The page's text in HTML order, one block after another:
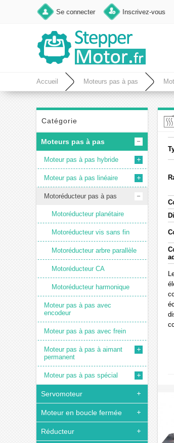
Se connecter Inscrivez-vous
Accueil Moteurs pas à pas
Catégorie
Moteurs pas à pas
Moteur pas à pas hybride
Moteur pas à pas linéaire
Motoréducteur pas à pas
Motoréducteur planétaire
Motoréducteur vis sans fin
Motoréducteur arbre parallèle
Motoréducteur CA
Motoréducteur harmonique
Moteur pas à pas avec
encodeur
Moteur pas à pas avec frein
Moteur pas à pas à aimant
permanent
Moteur pas à pas spécial
Servomoteur
Moteur en boucle fermée
Réducteur